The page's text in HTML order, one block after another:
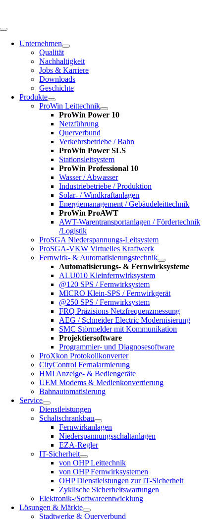
Toggle
NavigationUnternehmen
Qualität
Nachhaltigkeit
Jobs & Karriere
Downloads
Geschichte
Produkte
ProWin Leittechnik
ProWin Power 10
Netzführung
Querverbund
Verkehrsbetriebe / Bahn
ProWin Power SLS
Stationsleitsystem
ProWin Professional 10
Wasser / Abwasser
Industriebetriebe / Produktion
Solar- / Windkraftanlagen
Energiemanagement / Gebäudeleittechnik
ProWin ProAWT
AWT-Warentransportanlagen / Fördertechnik
/Logistik
ProSGA Niederspannungs-Leitsystem
ProSGA-VKW Virtuelles Kraftwerk
Fernwirk- & Automatisierungstechnik
Automatisierungs- & Fernwirksysteme
ALU010 Kleinfernwirksystem
@120 SPS / Fernwirksystem
MICRO Klein-SPS / Fernwirkgerät
@250 SPS / Fernwirksystem
FRQ Präzisions Netzfrequenzmessung
AEG / Schneider Electric Modernisierung
SMC Störmelder mit Kommunikation
Projektiersoftware
Programmier- und Diagnosesoftware
ProXkon Protokollkonverter
CityControl Fernalarmierung
HMI Anzeige- & Bediengeräte
UEM Modems & Medienkonvertierung
Bahnautomatisierung
Service
Dienstleistungen
Schaltschrankbau
Fernwirkanlagen
Niederspannungsschaltanlagen
EZA-Regler
IT-Sicherheit
von OHP Leittechnik
von OHP Fernwirksystemen
OHP Dienstleistungen zur IT-Sicherheit
Zyklische Sicherheitswartungen
Elektronik-/Softwareentwicklung
Lösungen & Märkte
Stadtwerke & Querverbund